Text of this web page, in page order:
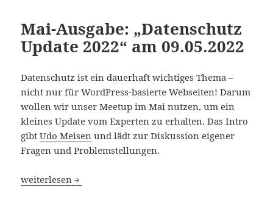
Mai-Ausgabe: „Datenschutz
Update 2022“ am 09.05.2022
Datenschutz ist ein dauerhaft wichtiges Thema –
nicht nur für WordPress-basierte Webseiten! Darum
wollen wir unser Meetup im Mai nutzen, um ein
kleines Update vom Experten zu erhalten. Das Intro
gibtUdo Meisen und lädt zur Diskussion eigener
Fragen und Problemstellungen.
Mai-Ausgabe: „Datenschutz Update 2022“ am 09.05.2022
weiterlesen